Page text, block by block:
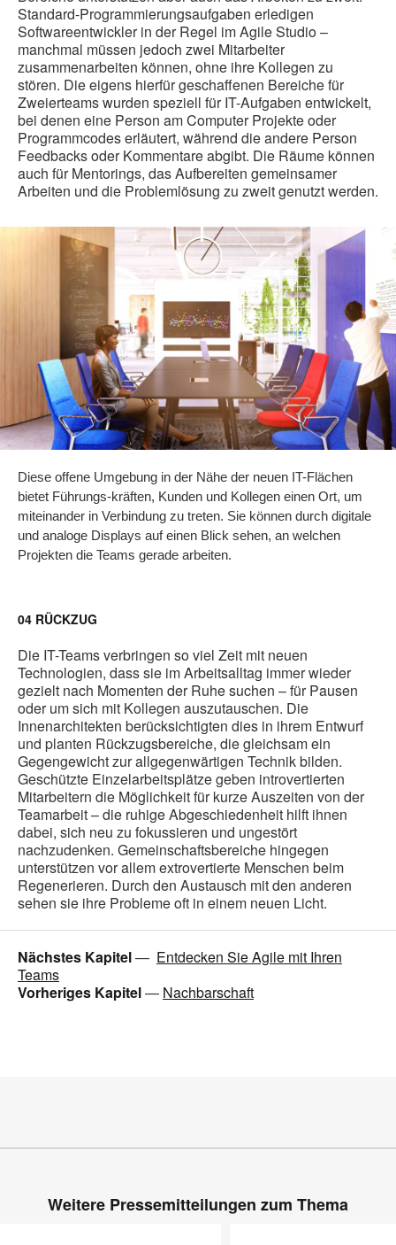
Standard-Programmierungsaufgaben erledigen
Softwareentwickler in der Regel im Agile Studio –
manchmal müssen jedoch zwei Mitarbeiter
zusammenarbeiten können, ohne ihre Kollegen zu
stören. Die eigens hierfür geschaffenen Bereiche für
Zweierteams wurden speziell für IT-Aufgaben entwickelt,
bei denen eine Person am Computer Projekte oder
Programmcodes erläutert, während die andere Person
Feedbacks oder Kommentare abgibt. Die Räume können
auch für Mentorings, das Aufbereiten gemeinsamer
Arbeiten und die Problemlösung zu zweit genutzt werden.
Diese offene Umgebung in der Nähe der neuen IT-Flächen
bietet Führungs-kräften, Kunden und Kollegen einen Ort, um
miteinander in Verbindung zu treten. Sie können durch digitale
und analoge Displays auf einen Blick sehen, an welchen
Projekten die Teams gerade arbeiten.
04 RÜCKZUG
Die IT-Teams verbringen so viel Zeit mit neuen
Technologien, dass sie im Arbeitsalltag immer wieder
gezielt nach Momenten der Ruhe suchen – für Pausen
oder um sich mit Kollegen auszutauschen. Die
Innenarchitekten berücksichtigten dies in ihrem Entwurf
und planten Rückzugsbereiche, die gleichsam ein
Gegengewicht zur allgegenwärtigen Technik bilden.
Geschützte Einzelarbeitsplätze geben introvertierten
Mitarbeitern die Möglichkeit für kurze Auszeiten von der
Teamarbeit – die ruhige Abgeschiedenheit hilft ihnen
dabei, sich neu zu fokussieren und ungestört
nachzudenken. Gemeinschaftsbereiche hingegen
unterstützen vor allem extrovertierte Menschen beim
Regenerieren. Durch den Austausch mit den anderen
sehen sie ihre Probleme oft in einem neuen Licht.
Nächstes Kapitel— Entdecken Sie Agile mit Ihren
Teams
Vorheriges Kapitel— Nachbarschaft
Weitere Pressemitteilungen zum Thema